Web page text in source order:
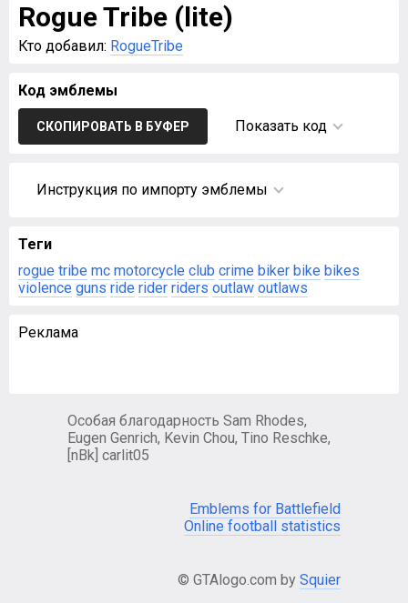
Rogue Tribe (lite)
Кто добавил: RogueTribe
Код эмблемы
СКОПИРОВАТЬ В БУФЕР Показать код
Инструкция по импорту эмблемы
Теги
rogue tribe mc motorcycle club crime biker bike bikes
violence guns ride rider riders outlaw outlaws
Реклама
Особая благодарность Sam Rhodes,
Eugen Genrich, Kevin Chou, Tino Reschke,
[nBk] carlit05
Emblems for Battlefield
Online football statistics
© GTAlogo.com by Squier